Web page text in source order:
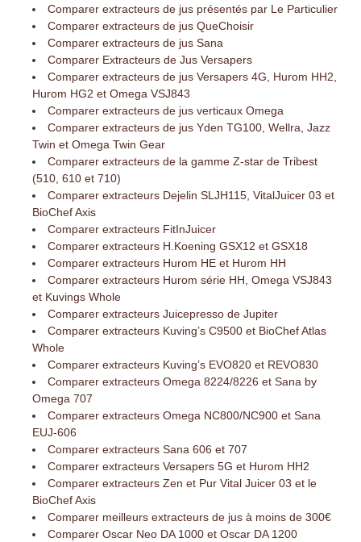
Comparer extracteurs de jus présentés par Le Particulier
Comparer extracteurs de jus QueChoisir
Comparer extracteurs de jus Sana
Comparer Extracteurs de Jus Versapers
Comparer extracteurs de jus Versapers 4G, Hurom HH2,
Hurom HG2 et Omega VSJ843
Comparer extracteurs de jus verticaux Omega
Comparer extracteurs de jus Yden TG100, Wellra, Jazz
Twin et Omega Twin Gear
Comparer extracteurs de la gamme Z-star de Tribest
(510, 610 et 710)
Comparer extracteurs Dejelin SLJH115, VitalJuicer 03 et
BioChef Axis
Comparer extracteurs FitInJuicer
Comparer extracteurs H.Koening GSX12 et GSX18
Comparer extracteurs Hurom HE et Hurom HH
Comparer extracteurs Hurom série HH, Omega VSJ843
et Kuvings Whole
Comparer extracteurs Juicepresso de Jupiter
Comparer extracteurs Kuving’s C9500 et BioChef Atlas
Whole
Comparer extracteurs Kuving’s EVO820 et REVO830
Comparer extracteurs Omega 8224/8226 et Sana by
Omega 707
Comparer extracteurs Omega NC800/NC900 et Sana
EUJ-606
Comparer extracteurs Sana 606 et 707
Comparer extracteurs Versapers 5G et Hurom HH2
Comparer extracteurs Zen et Pur Vital Juicer 03 et le
BioChef Axis
Comparer meilleurs extracteurs de jus à moins de 300€
Comparer Oscar Neo DA 1000 et Oscar DA 1200